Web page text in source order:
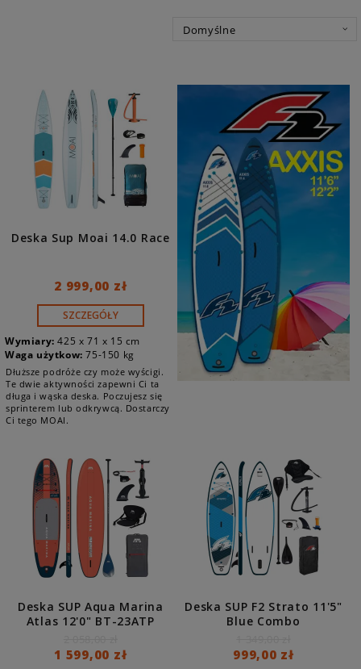
Deska Sup Moai 14.0 Race
2 999,00 zł
SZCZEGÓŁY
Wymiary: 425 x 71 x 15 cm
Waga użytkow: 75-150 kg
Dłuższe podróże czy może wyścigi.
Te dwie aktywności zapewni Ci ta
długa i wąska deska. Poczujesz się
sprinterem lub odkrywcą. Dostarczy
Ci tego MOAI.
Deska SUP Aqua Marina
Atlas 12'0" BT-23ATP
1 599,00 zł
Deska SUP F2 Strato 11'5"
Blue Combo
999,00 zł